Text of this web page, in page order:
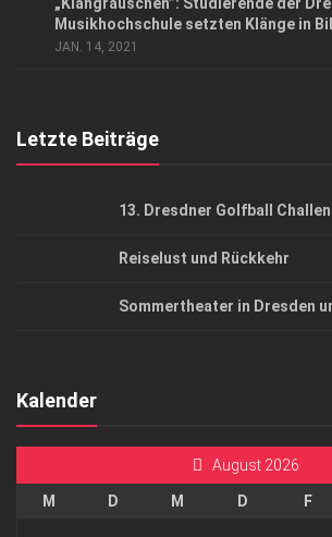
Musikhochschule setzten Klänge in
JAN. 14, 2021
Letzte Beiträge
13. Dresdner Golfball
Reiselust und Rückkehr
Sommertheater in Dresden
Kalender
August 2026
M D M D F